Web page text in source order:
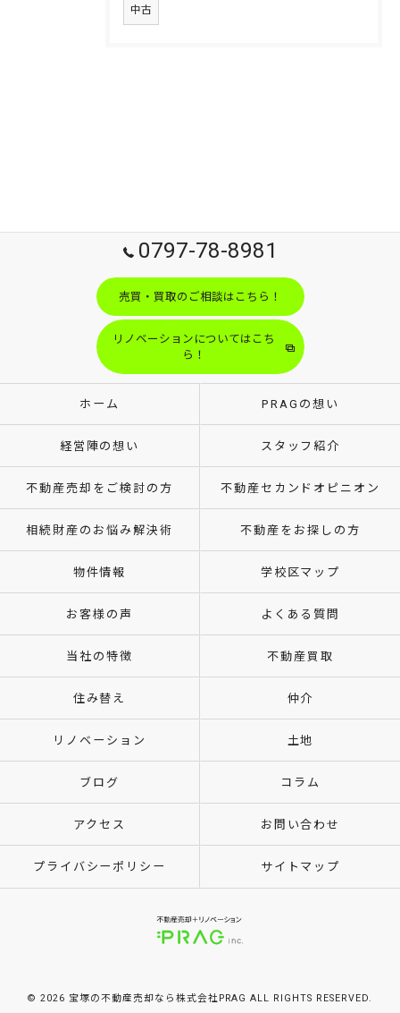
中古
0797-78-8981
売買・買取のご相談はこちら！
リノベーションについてはこち
ら！
ホーム PRAGの想い
経営陣の想い スタッフ紹介
不動産売却をご検討の方 不動産セカンドオピニオン
相続財産のお悩み解決術 不動産をお探しの方
物件情報 学校区マップ
お客様の声 よくある質問
当社の特徴 不動産買取
住み替え 仲介
リノベーション 土地
ブログ コラム
アクセス お問い合わせ
プライバシーポリシー サイトマップ
© 2026 宝塚の不動産売却なら株式会社PRAG ALL RIGHTS RESERVED.